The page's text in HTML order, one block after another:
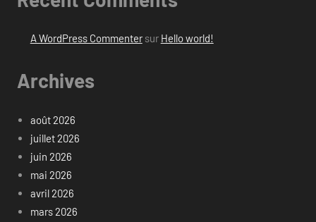
A WordPress Commentersur Hello world!
Archives
août 2026
juillet 2026
juin 2026
mai 2026
avril 2026
mars 2026